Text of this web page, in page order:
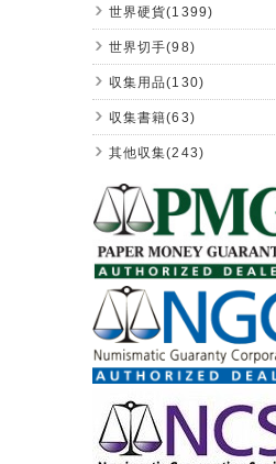
世界硬貨(1399)
世界切手(98)
収集用品(130)
収集書籍(63)
其他収集(243)